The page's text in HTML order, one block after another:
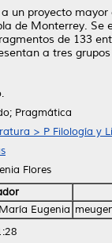
un proyecto
de Monterrey.
de 133
a tres
Pragmática
> P Filología y
Flores
Eugenia